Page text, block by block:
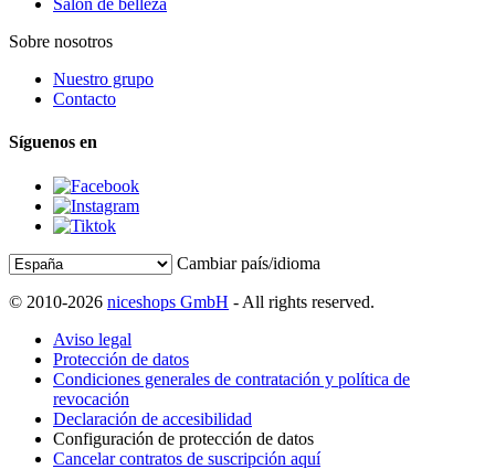
Salón de belleza
Sobre nosotros
Nuestro grupo
Contacto
Síguenos en
Cambiar país/idioma
© 2010-2026 niceshops GmbH - All rights reserved.
Aviso legal
Protección de datos
Condiciones generales de contratación y política de
revocación
Declaración de accesibilidad
Configuración de protección de datos
Cancelar contratos de suscripción aquí